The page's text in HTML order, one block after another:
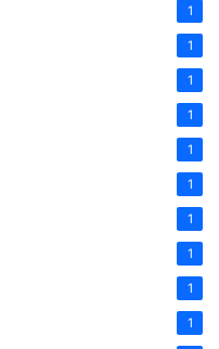
1
1
1
1
1
1
1
1
1
1